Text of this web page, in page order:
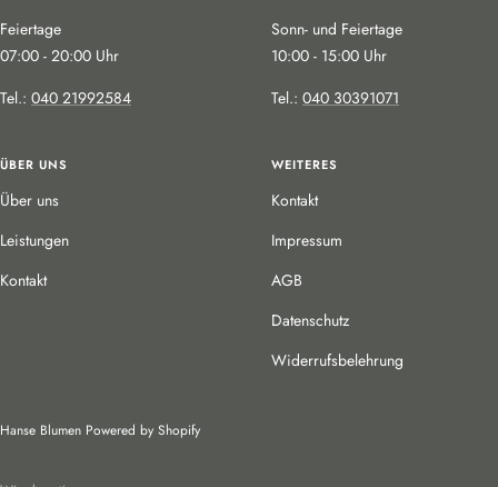
Feiertage
07:00 - 20:00 Uhr
Tel.: 040 21992584
Sonn- und Feiertage
10:00 - 15:00 Uhr
Tel.: 040 30391071
ÜBER UNS
Über uns
Leistungen
Kontakt
WEITERES
Kontakt
Impressum
AGB
Datenschutz
Widerrufsbelehrung
Hanse Blumen Powered by Shopify